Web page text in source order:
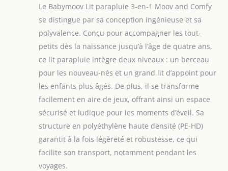
d'une excellente
densité de 25kg/ms -
Housse des matelas
lavable en machine à
30° PRATIQUE :
installation &
rangement facile en
moins d'1 minute - 2
poches de rangement -
Sac de transport avec
de grandes anses pour
portage épaule inclus
AIRE DE JEUX : large
ouverture latérale pour
transformer ce lit
Le Babymoov Lit parapluie 3-en-1 Moov and Comfy
se distingue par sa conception ingénieuse et sa
polyvalence. Conçu pour accompagner les tout-
petits dès la naissance jusqu’à l’âge de quatre ans,
ce lit parapluie intègre deux niveaux : un berceau
pour les nouveau-nés et un grand lit d’appoint pour
les enfants plus âgés. De plus, il se transforme
facilement en aire de jeux, offrant ainsi un espace
sécurisé et ludique pour les moments d’éveil. Sa
structure en polyéthylène haute densité (PE-HD)
garantit à la fois légèreté et robustesse, ce qui
facilite son transport, notamment pendant les
voyages.